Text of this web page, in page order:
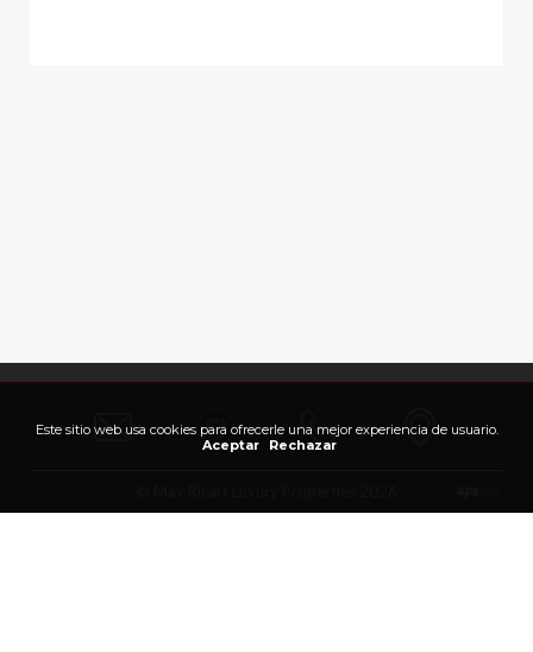
Este sitio web usa cookies para ofrecerle una mejor experiencia de usuario.
Aceptar
Rechazar